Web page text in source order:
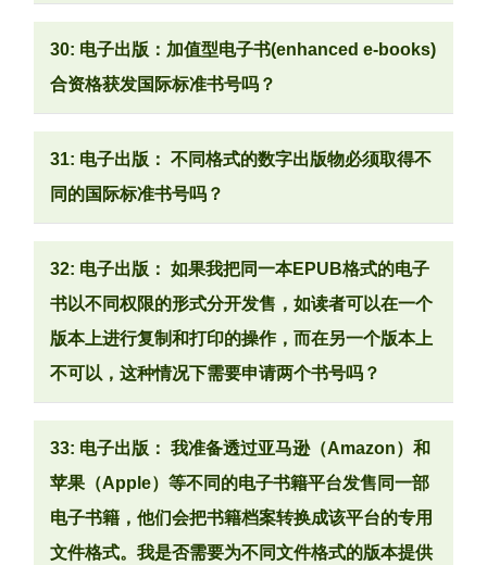
30: 电子出版：加值型电子书(enhanced e-books)
合资格获发国际标准书号吗？
31: 电子出版： 不同格式的数字出版物必须取得不
同的国际标准书号吗？
32: 电子出版： 如果我把同一本EPUB格式的电子
书以不同权限的形式分开发售，如读者可以在一个
版本上进行复制和打印的操作，而在另一个版本上
不可以，这种情况下需要申请两个书号吗？
33: 电子出版： 我准备透过亚马逊（Amazon）和
苹果（Apple）等不同的电子书籍平台发售同一部
电子书籍，他们会把书籍档案转换成该平台的专用
文件格式。我是否需要为不同文件格式的版本提供